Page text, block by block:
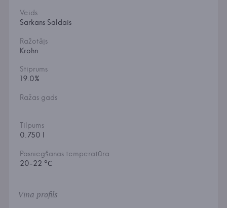
Veids
Sarkans Saldais
Ražotājs
Krohn
Stiprums
19.0%
Ražas gads
Tilpums
0.750 l
Pasniegšanas temperatūra
20-22 °С
Vīna profils